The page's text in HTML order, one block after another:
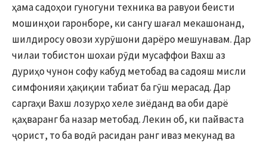
ҳама садоҳои гуногуни техника ва равуои беисти
мошинҳои гаронборе, ки сангу шағал мекашонанд,
шилдиросу овози хурӯшони дарёро мешунавам. Дар
чилаи тобистон шохаи рӯди мусаффои Вахш аз
дуриҳо чунон софу кабуд метобад ва садояш мисли
симфонияи ҳақиқии табиат ба гӯш мерасад. Дар
саргаҳи Вахш лозурҳо хеле зиёданд ва оби дарё
қаҳваранг ба назар метобад. Лекин об, ки пайваста
ҷорист, то ба водӣ расидан ранг иваз мекунад ва